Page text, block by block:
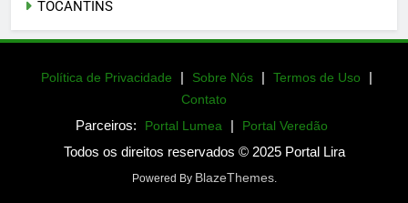
TOCANTINS
Política de Privacidade | Sobre Nós | Termos de Uso |
Contato
Parceiros: Portal Lumea | Portal Veredão
Todos os direitos reservados © 2025 Portal Lira
Powered By BlazeThemes.